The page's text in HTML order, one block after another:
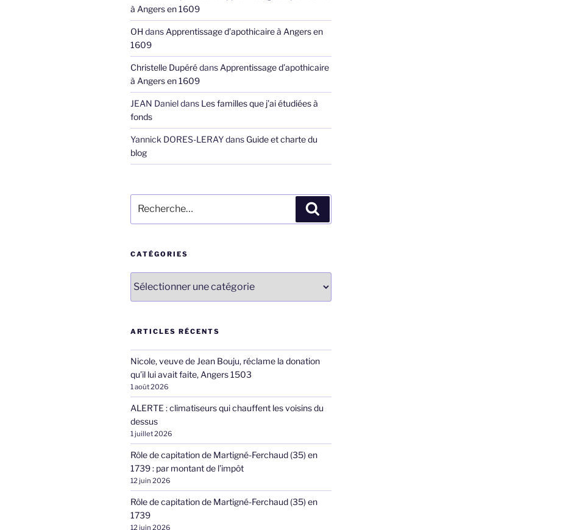
à Angers en 1609
OH dans Apprentissage d’apothicaire à Angers en
1609
Christelle Dupérédans Apprentissage d’apothicaire
à Angers en 1609
JEAN Danieldans Les familles que j’ai étudiées à
fonds
Yannick DORES-LERAYdans Guide et charte du
blog
pour
:
CATÉGORIES
ARTICLES RÉCENTS
Nicole, veuve de Jean Bouju, réclame la donation
qu’il lui avait faite, Angers 1503
1 août 2026
ALERTE : climatiseurs qui chauffent les voisins du
dessus
1 juillet 2026
Rôle de capitation de Martigné-Ferchaud (35) en
1739 : par montant de l’impôt
12 juin 2026
Rôle de capitation de Martigné-Ferchaud (35) en
1739
12 juin 2026